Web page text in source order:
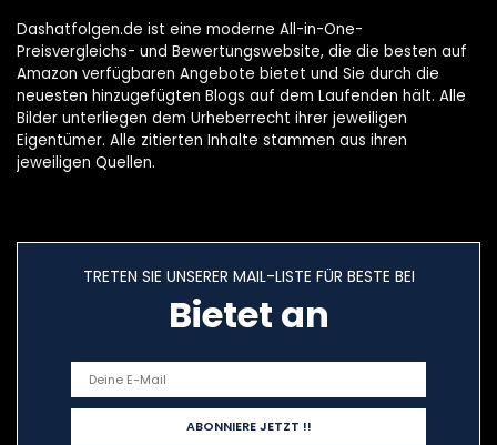
Dashatfolgen.de ist eine moderne All-in-One-
Preisvergleichs- und Bewertungswebsite, die die besten auf
Amazon verfügbaren Angebote bietet und Sie durch die
neuesten hinzugefügten Blogs auf dem Laufenden hält. Alle
Bilder unterliegen dem Urheberrecht ihrer jeweiligen
Eigentümer. Alle zitierten Inhalte stammen aus ihren
jeweiligen Quellen.
TRETEN SIE UNSERER MAIL-LISTE FÜR BESTE BEI
Bietet an